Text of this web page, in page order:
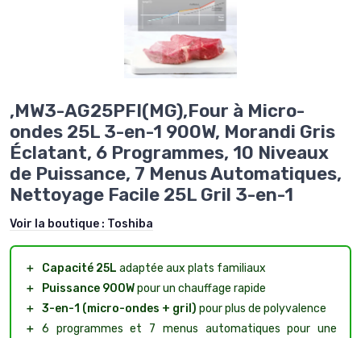
,MW3-AG25PFI(MG),Four à Micro-
ondes 25L 3-en-1 900W, Morandi Gris
Éclatant, 6 Programmes, 10 Niveaux
de Puissance, 7 Menus Automatiques,
Nettoyage Facile 25L Gril 3-en-1
Voir la boutique : Toshiba
＋ Capacité 25L adaptée aux plats familiaux
＋
Puissance 900Wpour un chauffage rapide
＋ 3-en-1 (micro-ondes + gril) pour plus de polyvalence
＋ 6 programmes et 7 menus automatiques pour une